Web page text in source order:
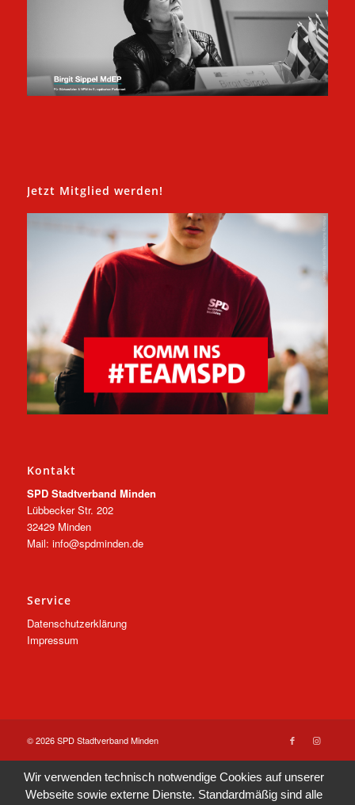
Jetzt Mitglied werden!
Kontakt
SPD Stadtverband Minden
Lübbecker Str. 202
32429 Minden
Mail: info@spdminden.de
Service
Datenschutzerklärung
Impressum
© 2026 SPD Stadtverband Minden
Wir verwenden technisch notwendige Cookies auf unserer
Webseite sowie externe Dienste. Standardmäßig sind alle